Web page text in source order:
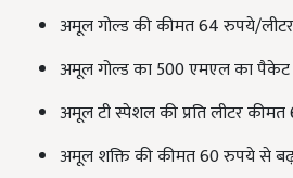
अमूल गोल्ड की कीमत 64 रुपये/
अमूल गोल्ड का 500 एमएल का
अमूल टी स्पेशल की प्रति लीटर
अमूल शक्ति की कीमत 60 रुपये से